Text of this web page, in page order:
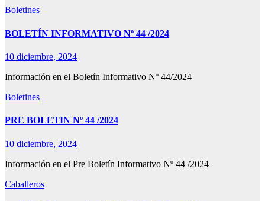
Boletines
BOLETÍN INFORMATIVO Nº 44 /2024
10 diciembre, 2024
Información en el Boletín Informativo Nº 44/2024
Boletines
PRE BOLETIN Nº 44 /2024
10 diciembre, 2024
Información en el Pre Boletín Informativo Nº 44 /2024
Caballeros